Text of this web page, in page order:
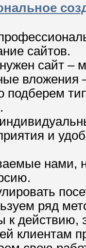
сайтов.
сайт –
вложения
подберем
и
ряд
к действию,
клиентам